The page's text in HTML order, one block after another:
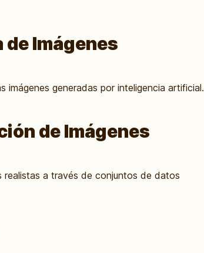
de Imágenes
generadas por inteligencia artificial.
de Imágenes
realistas a través de conjuntos de datos